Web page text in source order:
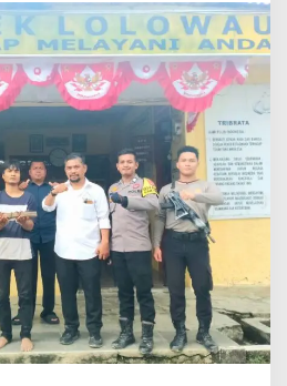
s
e
k
L
o
w
a
u
I
P
D
A
S
i
m